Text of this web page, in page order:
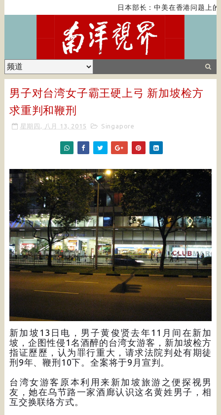
日本部长：中美在香港问题上的
男子对台湾女子霸王硬上弓 新加坡检方
求重判和鞭刑
星期四, 八月 13, 2015 Singapore
新加坡13日电，男子黄俊贤去年11月间在新加
坡，企图性侵1名酒醉的台湾女游客，新加坡检方
指证歷歷，认为罪行重大，请求法院判处有期徒
刑9年、鞭刑10下。全案将于9月宣判。
台湾女游客原本利用来新加坡旅游之便探视男
友，她在乌节路一家酒廊认识这名黄姓男子，相
互交换联络方式。